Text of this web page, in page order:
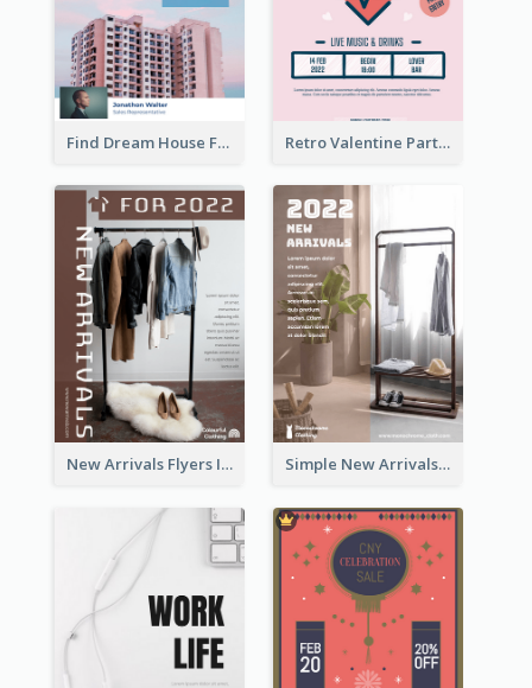
Find Dream House Flyer Retro Valentine Party Pink Flyers Design Templates
New Arrivals Flyers In In Brown Colour Tone Simple New Arrivals Flyer For The Coming Year